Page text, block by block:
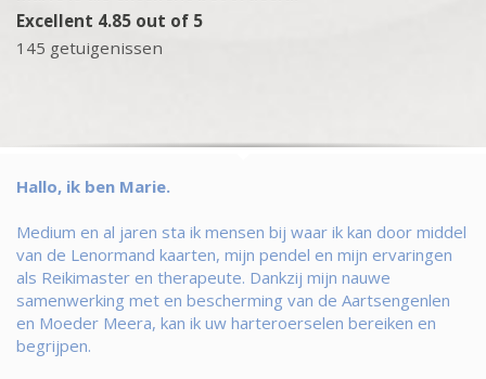
Excellent 4.85 out of 5
145 getuigenissen
Hallo, ik ben Marie.
Medium en al jaren sta ik mensen bij waar ik kan door middel
van de Lenormand kaarten, mijn pendel en mijn ervaringen
als Reikimaster en therapeute. Dankzij mijn nauwe
samenwerking met en bescherming van de Aartsengenlen
en Moeder Meera, kan ik uw harteroerselen bereiken en
begrijpen.